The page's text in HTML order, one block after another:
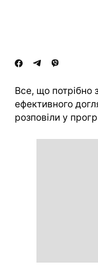
Все, що потрібно
ефективного
розповіли у